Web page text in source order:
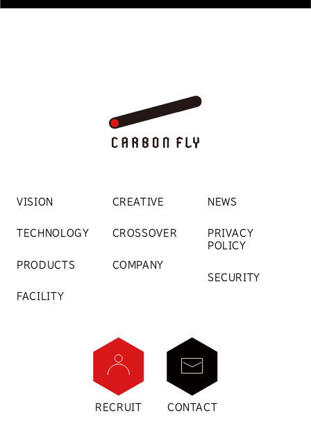
VISION
TECHNOLOGY
PRODUCTS
FACILITY
CREATIVE
CROSSOVER
COMPANY
NEWS
PRIVACY
POLICY
SECURITY
RECRUIT CONTACT